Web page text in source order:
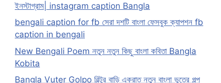
ইনস্টাগ্রাম| instagram caption Bangla
bengali caption for fb সেরা দশটি বাংলা ফেসবুক ক্যাপশন fb
caption in bengali
New Bengali Poem নতুন নতুন কিছু বাংলা কবিতা Bangla
Kobita
Bangla Vuter Golpo বিল্টুর বাড়ি একরাত নতুন বাংলা ভুতের গল্প